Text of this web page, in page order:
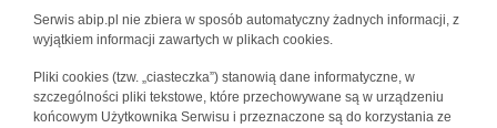
Serwis abip.pl nie zbiera w sposób automatyczny żadnych informacji, z
wyjątkiem informacji zawartych w plikach cookies.
Pliki cookies (tzw. „ciasteczka”) stanowią dane informatyczne, w
szczególności pliki tekstowe, które przechowywane są w urządzeniu
końcowym Użytkownika Serwisu i przeznaczone są do korzystania ze